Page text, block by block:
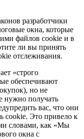
разработчики
окна, которые
файлов cookie и в
ли вы принять
отслеживания.
«строго
обеспечивают
но не
нужно получать
вас, что они
cookie. Это привело к
словами, как «Мы
окна с